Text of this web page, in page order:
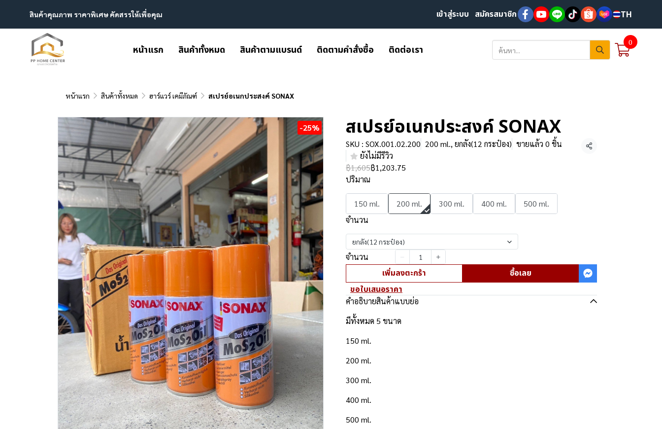
สินค้าคุณภาพ ราคาพิเศษ คัดสรรให้เพื่อคุณ เข้าสู่ระบบ สมัครสมาชิก TH
หน้าแรก สินค้าทั้งหมด สินค้าตามแบรนด์ ติดตามคำสั่งซื้อ ติดต่อเรา
0
หน้าแรก สินค้าทั้งหมด ฮาร์แวร์ เคมีภัณฑ์ สเปรย์อเนกประสงค์ SONAX
-25% สเปรย์อเนกประสงค์ SONAX
SKU : SOX.001.02.200 200 ml., ยกลัง(12 กระป๋อง) ขายแล้ว 0 ชิ้น
ยังไม่มีรีวิว
แชร์
฿1,605฿1,203.75
ปริมาณ
150 ml. 200 ml. 300 ml. 400 ml.
500 ml.
จำนวน
ยกลัง(12 กระป๋อง)
จำนวน
เพิ่มลงตะกร้า
ซื้อเลย
ขอใบเสนอราคา
คำอธิบายสินค้าแบบย่อ
มีทั้งหมด 5 ขนาด
150 ml.
200 ml.
300 ml.
400 ml.
500 ml.